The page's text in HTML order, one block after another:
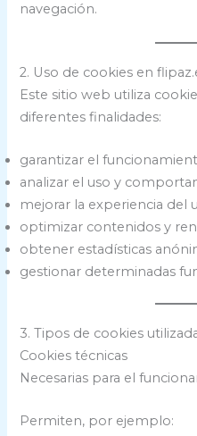
navegación.
2. Uso de cookies en
Este sitio web utiliza
diferentes finalidades:
garantizar el
analizar el uso y
mejorar la experiencia del
optimizar contenidos y
obtener estadísticas
gestionar determinadas
3. Tipos de cookies
Cookies técnicas
Necesarias para el
Permiten, por ejemplo: